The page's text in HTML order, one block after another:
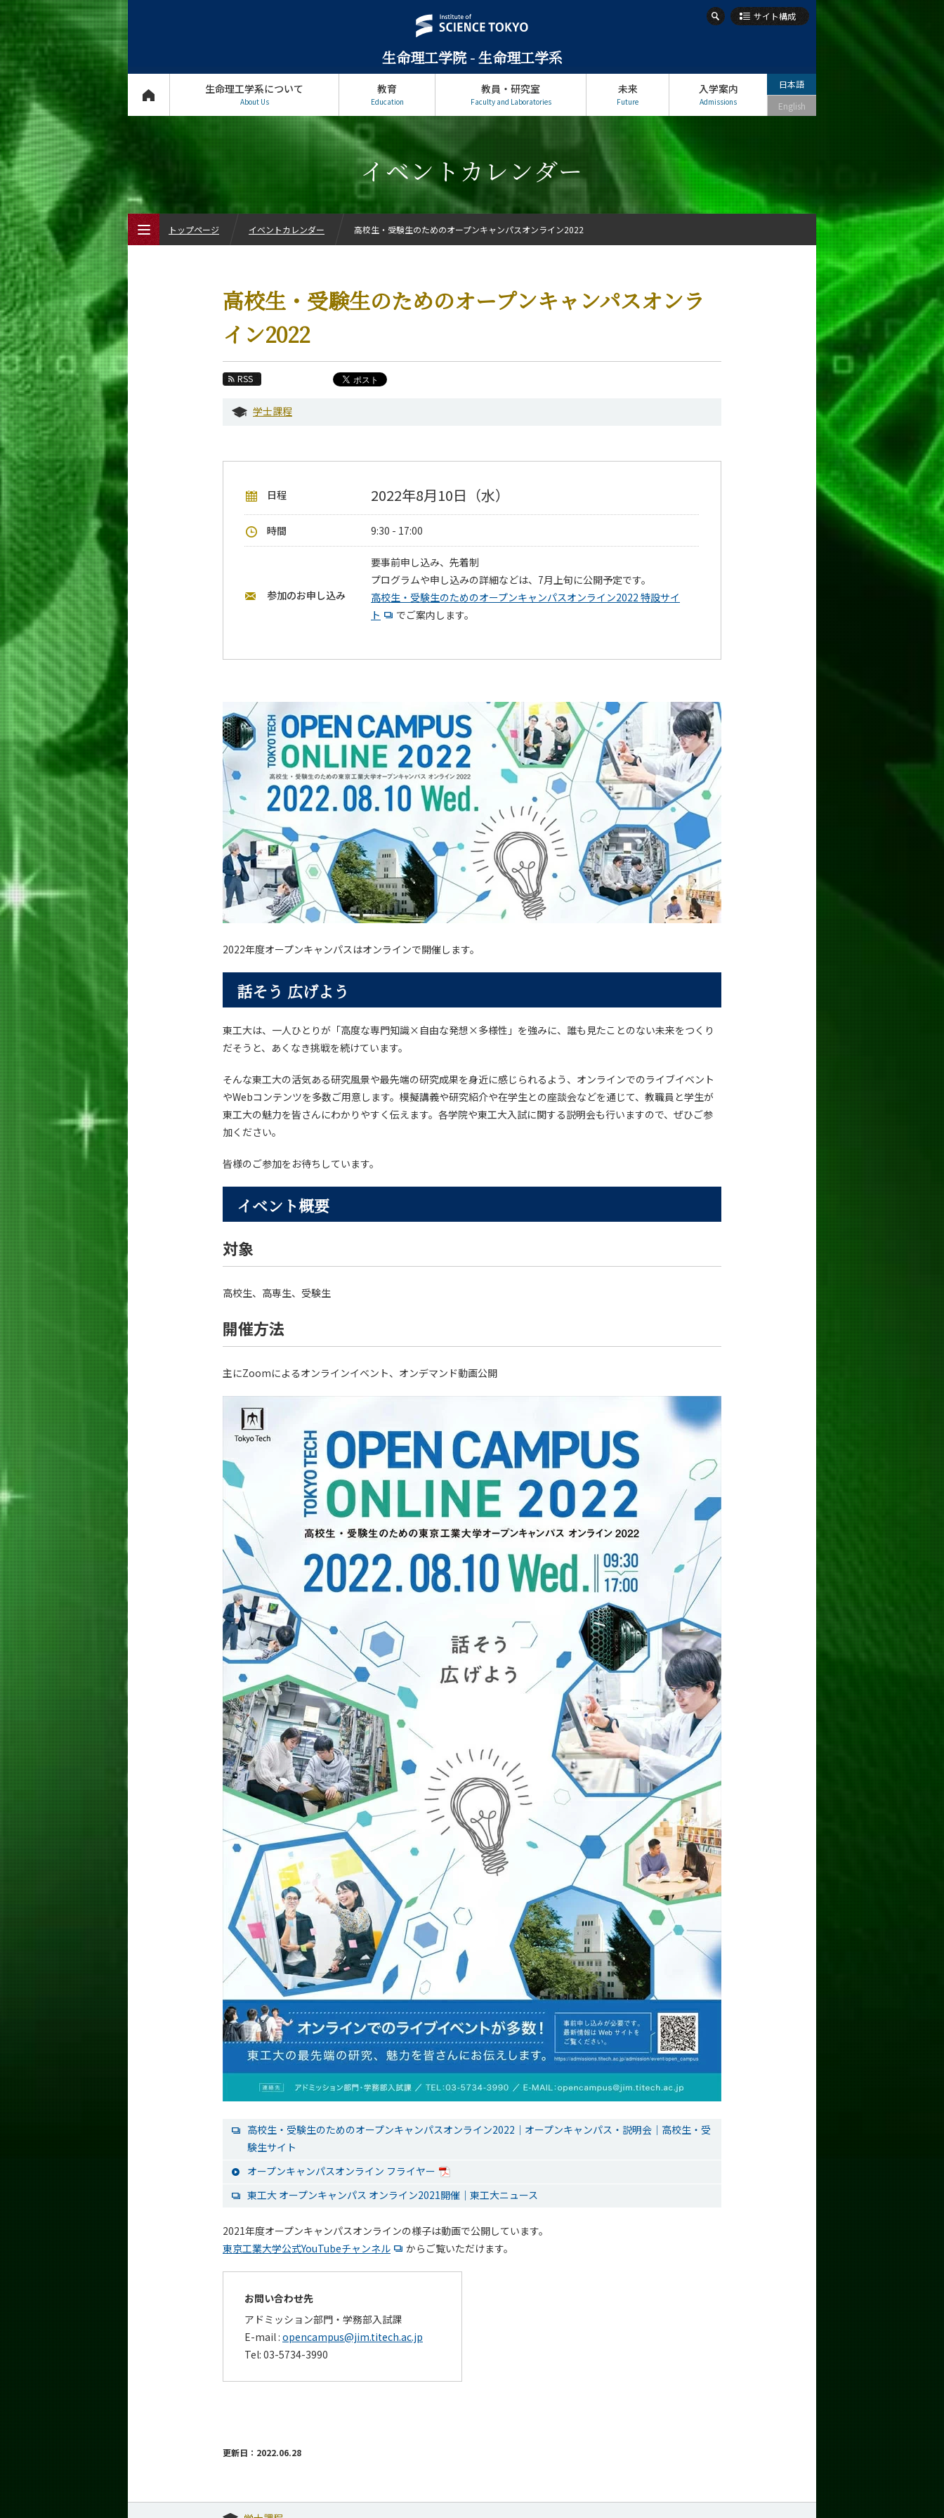
生命理工学院 - 生命理工学系
サイト構成
生命理工学系について
About Us
教育
Education
教員・研究室
Faculty and Laboratories
未来
Future
入学案内
Admissions
日本語
English
イベントカレンダー
高校生・受験生のためのオープンキャンパスオンラ
イン2022
RSS
学士課程
日程 2022年8月10日（水）
時間 9:30 - 17:00
参加のお申し込み
要事前申し込み、先着制
プログラムや申し込みの詳細などは、7月上旬に公開予定です。
高校生・受験生のためのオープンキャンパスオンライン2022 特設サイ
ト
でご案内します。
2022年度オープンキャンパスはオンラインで開催します。
話そう 広げよう
東工大は、一人ひとりが「高度な専門知識×自由な発想×多様性」を強みに、誰も見たことのない未来をつくり
だそうと、あくなき挑戦を続けています。
そんな東工大の活気ある研究風景や最先端の研究成果を身近に感じられるよう、オンラインでのライブイベント
やWebコンテンツを多数ご用意します。模擬講義や研究紹介や在学生との座談会などを通じて、教職員と学生が
東工大の魅力を皆さんにわかりやすく伝えます。各学院や東工大入試に関する説明会も行いますので、ぜひご参
加ください。
皆様のご参加をお待ちしています。
イベント概要
対象
高校生、高専生、受験生
開催方法
主にZoomによるオンラインイベント、オンデマンド動画公開
高校生・受験生のためのオープンキャンパスオンライン2022｜オープンキャンパス・説明会｜高校生・受
験生サイト
オープンキャンパスオンライン フライヤー
東工大 オープンキャンパス オンライン2021開催｜東工大ニュース
2021年度オープンキャンパスオンラインの様子は動画で公開しています。
東京工業大学公式YouTubeチャンネル
からご覧いただけます。
お問い合わせ先
アドミッション部門・学務部入試課
E-mail : opencampus@jim.titech.ac.jp
Tel: 03-5734-3990
更新日：2022.06.28
トップページ イベントカレンダー 高校生・受験生のためのオープンキャンパスオンライン2022
生命理工学系について
イベントカレンダー